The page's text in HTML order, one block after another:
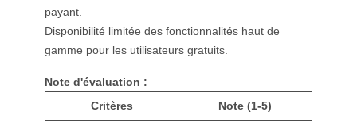
payant.
Disponibilité limitée des fonctionnalités haut de
gamme pour les utilisateurs gratuits.
Note d'évaluation :
Critères
Note (1-5)